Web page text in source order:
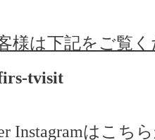
様は下記をご覧く
tvisit
Instagramはこちら